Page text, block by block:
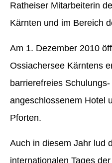
Ratheiser Mitarbeiterin
Kärnten und im Bereich
Am 1. Dezember 2010
Ossiachersee Kärntens
barrierefreies
angeschlossenem Hotel
Pforten.
Auch in diesem Jahr lud
internationalen Tages